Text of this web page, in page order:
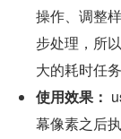
操作、调整
步处理，所
大的耗时任
使用效果：
幕像素之后